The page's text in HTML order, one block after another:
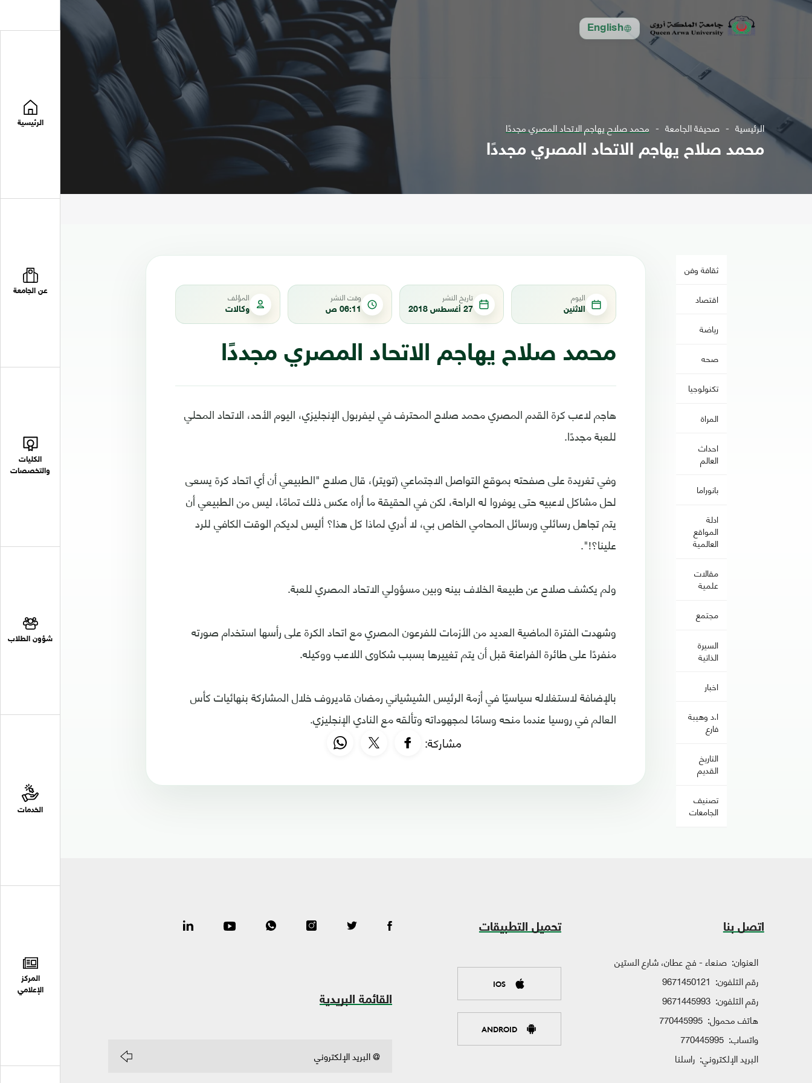
English
الرئيسية
عن الجامعة
الكليات
والتخصصات
شؤون الطلاب
الخدمات
المركز
الإعلامي
الرئيسية صحيفة الجامعة محمد صلاح يهاجم الاتحاد المصري مجددًا
محمد صلاح يهاجم الاتحاد المصري مجددًا
ثقافة وفن
اقتصاد
رياضة
صحه
تكنولوجيا
المراة
احداث
العالم
بانوراما
ادلة
المواقع
العالمية
مقالات
علمية
مجتمع
السيرة
الذاتية
اخبار
ا.د وهيبة
فارع
التاريخ
القديم
تصنيف
الجامعات
اليوم
الاثنين
تاريخ النشر
27 أغسطس 2018
وقت النشر
06:11 ص
المؤلف
وكالات
محمد صلاح يهاجم الاتحاد المصري مجددًا
هاجم لاعب كرة القدم المصري محمد صلاح المحترف في ليفربول الإنجليزي، اليوم الأحد، الاتحاد المحلي
للعبة مجددًا.
وفي تغريدة على صفحته بموقع التواصل الاجتماعي (تويتر)، قال صلاح "الطبيعي أن أي اتحاد كرة يسعى
لحل مشاكل لاعبيه حتى يوفروا له الراحة، لكن في الحقيقة ما أراه عكس ذلك تمامًا، ليس من الطبيعي أن
يتم تجاهل رسائلي ورسائل المحامي الخاص بي، لا أدري لماذا كل هذا؟ أليس لديكم الوقت الكافي للرد
علينا؟!".
ولم يكشف صلاح عن طبيعة الخلاف بينه وبين مسؤولي الاتحاد المصري للعبة.
وشهدت الفترة الماضية العديد من الأزمات للفرعون المصري مع اتحاد الكرة على رأسها استخدام صورته
منفردًا على طائرة الفراعنة قبل أن يتم تغييرها بسبب شكاوى اللاعب ووكيله.
بالإضافة لاستغلاله سياسيًا في أزمة الرئيس الشيشياني رمضان قاديروف خلال المشاركة بنهائيات كأس
العالم في روسيا عندما منحه وسامًا لمجهوداته وتألقه مع النادي الإنجليزي.
مشاركة:
اتصل بنا
العنوان: صنعاء - فج عطان، شارع الستين
رقم التلفون: 9671450121
رقم التلفون: 9671445993
هاتف محمول: 770445995
واتساب: 770445995
البريد الإلكتروني: راسلنا
تحميل التطبيقات
IOS
ANDROID
القائمة البريدية